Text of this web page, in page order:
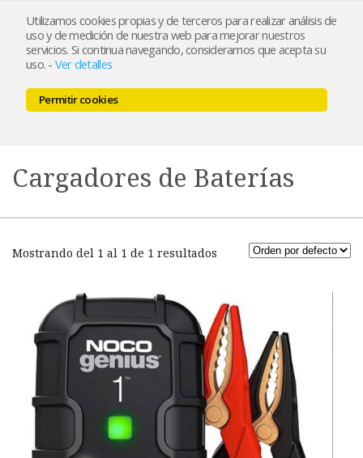
Utilizamos cookies propias y de terceros para realizar análisis de
uso y de medición de nuestra web para mejorar nuestros
servicios. Si continua navegando, consideramos que acepta su
uso. - Ver detalles
Permitir cookies
MENU
Cargadores de Baterías
Mostrando del 1 al 1 de 1 resultados